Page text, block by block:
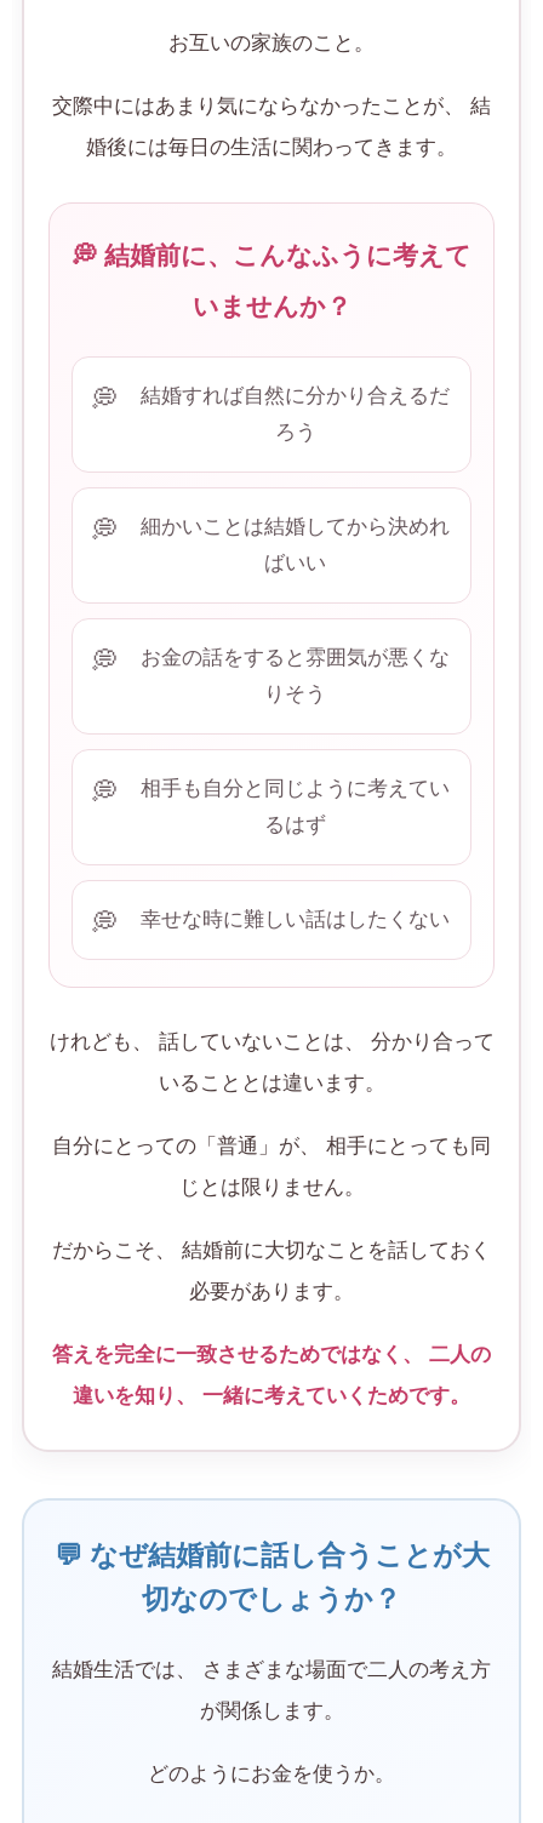
お互いの家族のこと。
交際中にはあまり気にならなかったことが、 結
婚後には毎日の生活に関わってきます。
💭 結婚前に、こんなふうに考えて
いませんか？
結婚すれば自然に分かり合えるだ
ろう
細かいことは結婚してから決めれ
ばいい
お金の話をすると雰囲気が悪くな
りそう
相手も自分と同じように考えてい
るはず
幸せな時に難しい話はしたくない
けれども、 話していないことは、 分かり合って
いることとは違います。
自分にとっての「普通」が、 相手にとっても同
じとは限りません。
だからこそ、 結婚前に大切なことを話しておく
必要があります。
答えを完全に一致させるためではなく、 二人の
違いを知り、 一緒に考えていくためです。
💬 なぜ結婚前に話し合うことが大
切なのでしょうか？
結婚生活では、 さまざまな場面で二人の考え方
が関係します。
どのようにお金を使うか。